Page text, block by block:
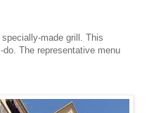
made grill. This
The representative menu